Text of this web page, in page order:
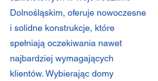
Dolnośląskim, oferuje nowoczesne
i solidne konstrukcje, które
spełniają oczekiwania nawet
najbardziej wymagających
klientów. Wybierając domy